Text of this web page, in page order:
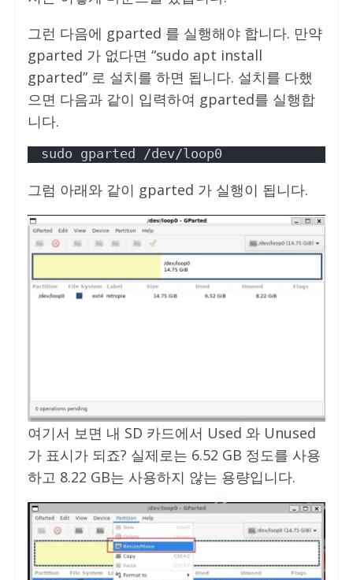
그런 다음에 gparted 를 실행해야 합니다. 만약
gparted 가 없다면 “sudo apt install
gparted” 로 설치를 하면 됩니다. 설치를 다했
으면 다음과 같이 입력하여 gparted를 실행합
니다.
sudo gparted /dev/loop0
그럼 아래와 같이 gparted 가 실행이 됩니다.
여기서 보면 내 SD 카드에서 Used 와 Unused
가 표시가 되죠? 실제로는 6.52 GB 정도를 사용
하고 8.22 GB는 사용하지 않는 용량입니다.